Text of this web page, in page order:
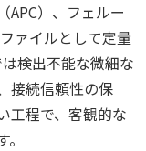
APC）、フェルー
ァイルとして定量
検出不能な微細な
接続信頼性の保
工程で、客観的な